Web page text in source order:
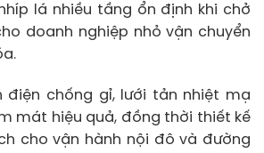
lá nhiều tầng ổn định khi chở
doanh nghiệp nhỏ vận chuyển
điện chống gỉ, lưới tản nhiệt mạ
mát hiệu quả, đồng thời thiết kế
cho vận hành nội đô và đường